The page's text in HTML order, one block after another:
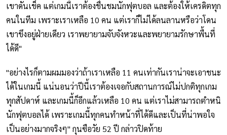
เขาดันเช็ค แต่เกมนี้เราต้องชื่นชมนักฟุตบอล และต้องให้เครดิตทุก
คนในทีม เพราะเราเหลือ 10 คน แต่เราก็ไม่ได้ลนลานหรือว่าโดน
เขาขึงอยู่ฝ่ายเดียว เราพยายามจับจังหวะและพยายามรักษาพื้นที่
ได้ดี"
"อย่างไรก็ตามผมมองว่าถ้าเราเหลือ 11 คนเท่ากันเราน่าจะเอาชนะ
ได้ในเกมนี้ แน่นอนว่าปีนี้เราต้องเจอกับสถานการณ์ไม่ปกติทุกเกม
ทุกสัปดาห์ และเกมนี้ก็อีกแล้วเหลือ 10 คน แต่เราไม่สามารถตำหนิ
นักฟุตบอลได้ เพราะเกมนี้ทุกคนทำหน้าที่ได้ดีและเป็นที่น่าพอใจ
เป็นอย่างมากจริงๆ" กุนซือวัย 52 ปี กล่าวปิดท้าย